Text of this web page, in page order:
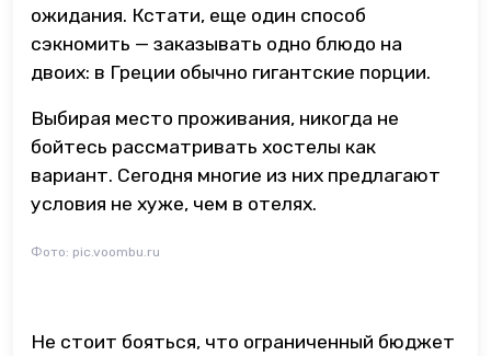
ожидания. Кстати, еще один способ
сэкномить — заказывать одно блюдо на
двоих: в Греции обычно гигантские порции.
Выбирая место проживания, никогда не
бойтесь рассматривать хостелы как
вариант. Сегодня многие из них предлагают
условия не хуже, чем в отелях.
Фото: pic.voombu.ru
Не стоит бояться, что ограниченный бюджет